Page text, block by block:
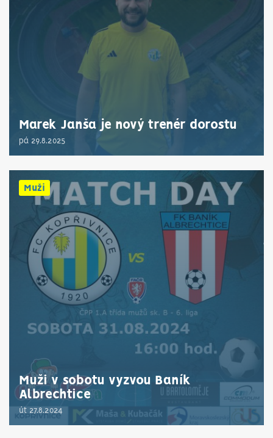
Marek Janša je nový trenér dorostu
pá 29.8.2025
Muži
Muži v sobotu vyzvou Baník
Albrechtice
út 27.8.2024